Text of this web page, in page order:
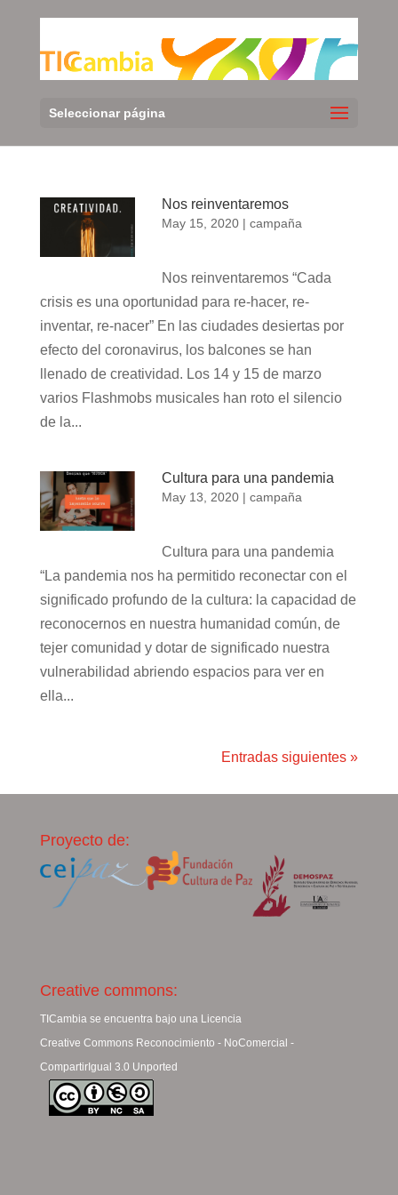
Seleccionar página
Nos reinventaremos
May 15, 2020 |campaña
Nos reinventaremos “Cada
crisis es una oportunidad para re-hacer, re-
inventar, re-nacer” En las ciudades desiertas por
efecto del coronavirus, los balcones se han
llenado de creatividad. Los 14 y 15 de marzo
varios Flashmobs musicales han roto el silencio
de la...
Cultura para una pandemia
May 13, 2020 |campaña
Cultura para una pandemia
“La pandemia nos ha permitido reconectar con el
significado profundo de la cultura: la capacidad de
reconocernos en nuestra humanidad común, de
tejer comunidad y dotar de significado nuestra
vulnerabilidad abriendo espacios para ver en
ella...
Entradas siguientes »
Proyecto de:
Creative commons:
TICambia se encuentra bajo una Licencia
Creative Commons Reconocimiento - NoComercial -
CompartirIgual 3.0 Unported